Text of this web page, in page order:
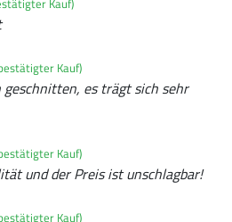
Kauf)
es trägt sich sehr
Kauf)
und der Preis ist unschlagbar!
Kauf)